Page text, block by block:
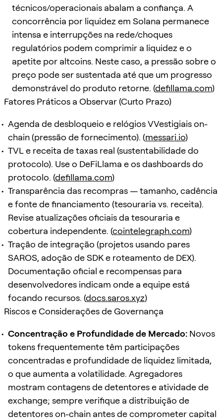
técnicos/operacionais abalam a confiança. A
concorrência por liquidez em Solana permanece
intensa e interrupções na rede/choques
regulatórios podem comprimir a liquidez e o
apetite por altcoins. Neste caso, a pressão sobre o
preço pode ser sustentada até que um progresso
demonstrável do produto retorne. (defillama.com)
Fatores Práticos a Observar (Curto Prazo)
Agenda de desbloqueio e relógios VVestigiais on-
chain (pressão de fornecimento). (messari.io)
TVL e receita de taxas real (sustentabilidade do
protocolo). Use o DeFiLlama e os dashboards do
protocolo. (defillama.com)
Transparência das recompras — tamanho, cadência
e fonte de financiamento (tesouraria vs. receita).
Revise atualizações oficiais da tesouraria e
cobertura independente. (cointelegraph.com)
Tração de integração (projetos usando pares
SAROS, adoção de SDK e roteamento de DEX).
Documentação oficial e recompensas para
desenvolvedores indicam onde a equipe está
focando recursos. (docs.saros.xyz)
Riscos e Considerações de Governança
Concentração e Profundidade de Mercado: Novos
tokens frequentemente têm participações
concentradas e profundidade de liquidez limitada,
o que aumenta a volatilidade. Agregadores
mostram contagens de detentores e atividade de
exchange; sempre verifique a distribuição de
detentores on-chain antes de comprometer capital